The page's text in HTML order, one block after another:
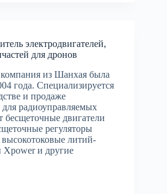
электродвигателей,
для дронов
из Шанхая была
года. Специализируется
и продаже
радиоуправляемых
бесщеточные двигатели
регуляторы
литий-
Xpower и другие